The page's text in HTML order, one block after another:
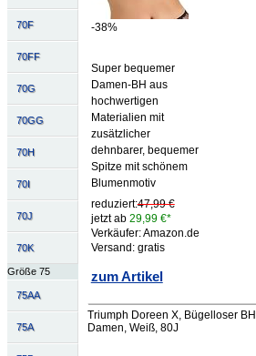
70F
70FF
70G
70GG
70H
70I
70J
70K
Größe 75
75AA
75A
-38%
Super bequemer
Damen-BH aus
hochwertigen
Materialien mit
zusätzlicher
dehnbarer, bequemer
Spitze mit schönem
Blumenmotiv
reduziert:47,99 €
jetzt ab 29,99 €*
Verkäufer: Amazon.de
Versand: gratis
zum Artikel
Triumph Doreen X, Bügelloser BH
Damen, Weiß, 80J